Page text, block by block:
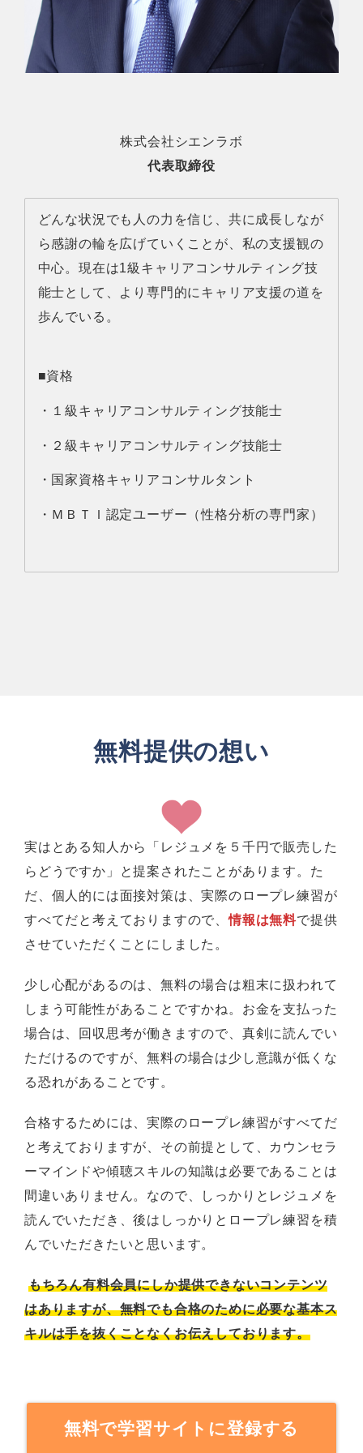
株式会社シエンラボ
代表取締役
どんな状況でも人の力を信じ、共に成長しなが
ら感謝の輪を広げていくことが、私の支援観の
中心。現在は1級キャリアコンサルティング技
能士として、より専門的にキャリア支援の道を
歩んでいる。
■資格
・１級キャリアコンサルティング技能士
・２級キャリアコンサルティング技能士
・国家資格キャリアコンサルタント
・ＭＢＴＩ認定ユーザー（性格分析の専門家）
無料提供の想い
実はとある知人から「レジュメを５千円で販売した
らどうですか」と提案されたことがあります。た
だ、個人的には面接対策は、実際のロープレ練習が
すべてだと考えておりますので、情報は無料で提供
させていただくことにしました。
少し心配があるのは、無料の場合は粗末に扱われて
しまう可能性があることですかね。お金を支払った
場合は、回収思考が働きますので、真剣に読んでい
ただけるのですが、無料の場合は少し意識が低くな
る恐れがあることです。
合格するためには、実際のロープレ練習がすべてだ
と考えておりますが、その前提として、カウンセラ
ーマインドや傾聴スキルの知識は必要であることは
間違いありません。なので、しっかりとレジュメを
読んでいただき、後はしっかりとロープレ練習を積
んでいただきたいと思います。
もちろん有料会員にしか提供できないコンテンツ
はありますが、無料でも合格のために必要な基本ス
キルは手を抜くことなくお伝えしております。
無料で学習サイトに登録する